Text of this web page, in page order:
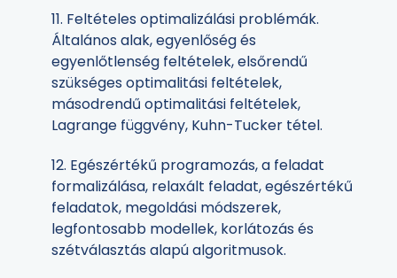
11. Feltételes optimalizálási problémák.
Általános alak, egyenlőség és
egyenlőtlenség feltételek, elsőrendű
szükséges optimalitási feltételek,
másodrendű optimalitási feltételek,
Lagrange függvény, Kuhn-Tucker tétel.
12. Egészértékű programozás, a feladat
formalizálása, relaxált feladat, egészértékű
feladatok, megoldási módszerek,
legfontosabb modellek, korlátozás és
szétválasztás alapú algoritmusok.